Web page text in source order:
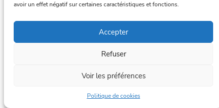
avoir un effet négatif sur certaines caractéristiques et fonctions.
Accepter
Refuser
Voir les préférences
Politique de cookies